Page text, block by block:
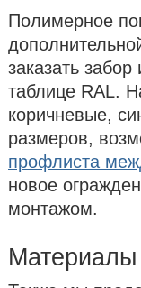
Полимерное
заказать
таблице RAL.
коричневые,
размеров,
профлиста
новое
монтажом.